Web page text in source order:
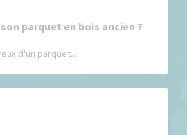
parquet en bois ancien ?
d'un parquet...